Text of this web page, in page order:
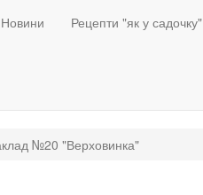
Новини Рецепти "як у садочку"
№20 "Верховинка"